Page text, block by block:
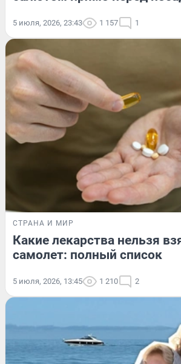
5 июля, 2026, 23:43 1 157 1
СТРАНА И МИР
Какие лекарства нельзя
самолет: полный список
5 июля, 2026, 13:45 1 210 2